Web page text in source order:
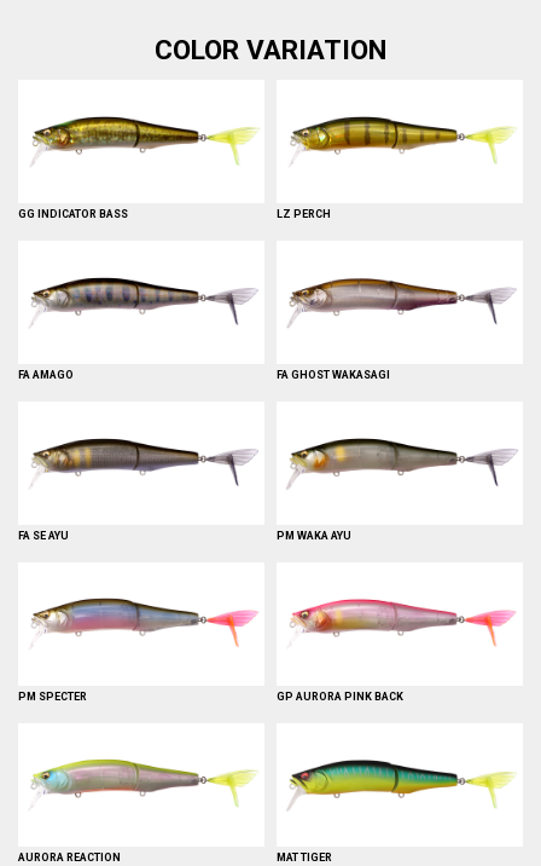
COLOR VARIATION
GG INDICATOR BASS LZ PERCH
FA AMAGO FA GHOST WAKASAGI
FA SE AYU PM WAKA AYU
PM SPECTER GP AURORA PINK BACK
AURORA REACTION MAT TIGER